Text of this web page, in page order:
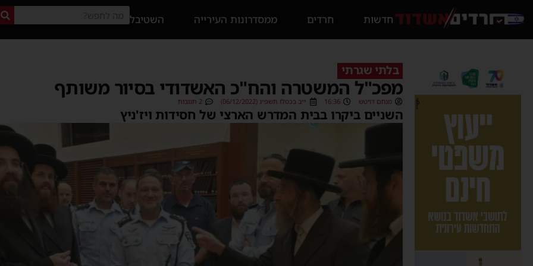
חדשות חרדים ממסדרונות העירייה השטיבל
בלתי שגרתי
מפכ"ל המשטרה והח"כ האשדודי בסיור משותף
מנחם דויטש 16:36 י״ב בכסלו תשפ״ג (06/12/2022) 2 תגובות
השניים ביקרו בבית המדרש הארצי של חסידות ויז'ניץ